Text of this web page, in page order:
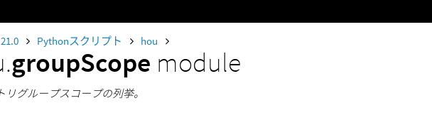
Pythonスクリプト hou
groupScope module
リグループスコープの列挙。